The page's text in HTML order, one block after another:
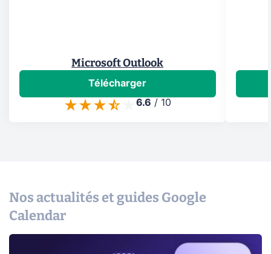
Microsoft Outlook
Télécharger
6.6 / 10
Nos actualités et guides Google
Calendar